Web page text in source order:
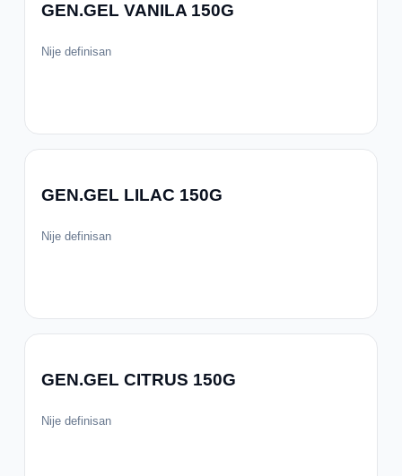
GEN.GEL VANILA 150G
Nije definisan
GEN.GEL LILAC 150G
Nije definisan
GEN.GEL CITRUS 150G
Nije definisan